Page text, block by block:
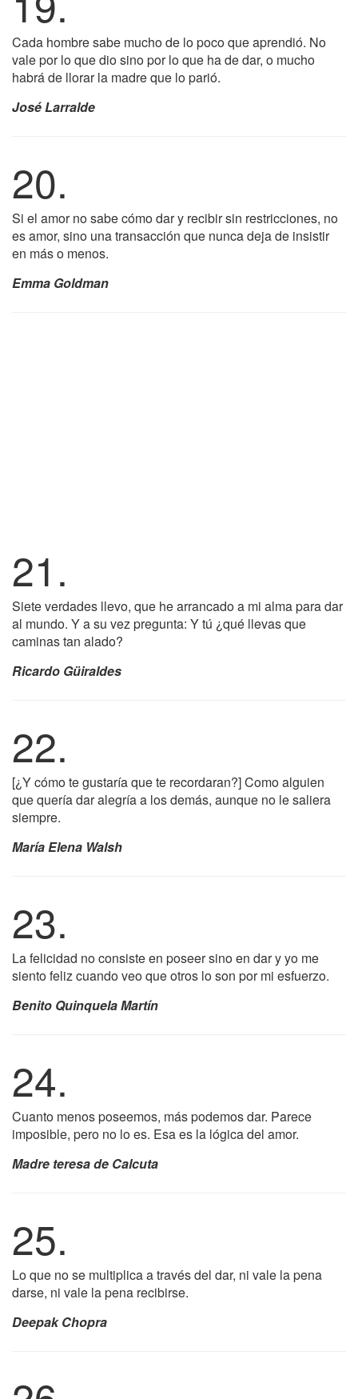
Cada hombre sabe mucho de lo poco que aprendió. No
vale por lo que dio sino por lo que ha de dar, o mucho
habrá de llorar la madre que lo parió.
José Larralde
20.
Si el amor no sabe cómo dar y recibir sin restricciones, no
es amor, sino una transacción que nunca deja de insistir
en más o menos.
Emma Goldman
21.
Siete verdades llevo, que he arrancado a mi alma para dar
al mundo. Y a su vez pregunta: Y tú ¿qué llevas que
caminas tan alado?
Ricardo Güiraldes
22.
[¿Y cómo te gustaría que te recordaran?] Como alguien
que quería dar alegría a los demás, aunque no le saliera
siempre.
María Elena Walsh
23.
La felicidad no consiste en poseer sino en dar y yo me
siento feliz cuando veo que otros lo son por mi esfuerzo.
Benito Quinquela Martín
24.
Cuanto menos poseemos, más podemos dar. Parece
imposible, pero no lo es. Esa es la lógica del amor.
Madre teresa de Calcuta
25.
Lo que no se multiplica a través del dar, ni vale la pena
darse, ni vale la pena recibirse.
Deepak Chopra